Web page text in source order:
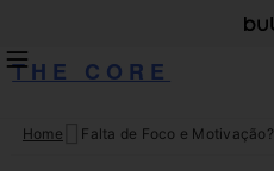
THE CORE
SkipHome Falta de Foco e Motivação?